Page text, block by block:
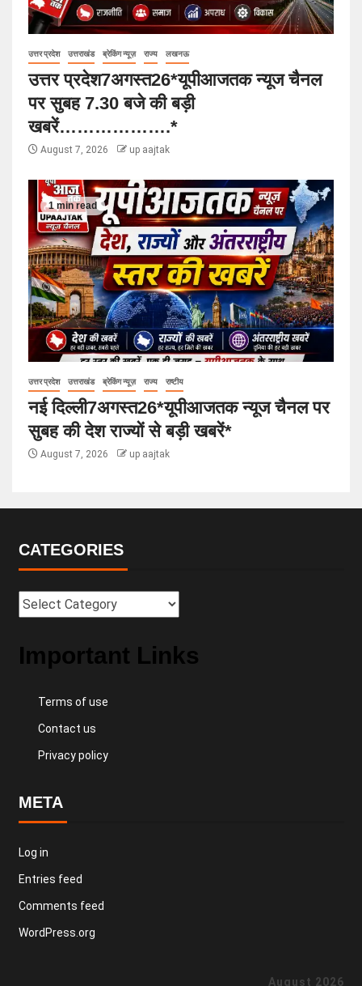
उत्तर प्रदेश उत्तराखंड ब्रेकिंग न्यूज़ राज्य लखनऊ
उत्तर प्रदेश7अगस्त26*यूपीआजतक न्यूज चैनल
पर सुबह 7.30 बजे की बड़ी
खबरें……………….*
August 7, 2026 up aajtak
1 min read
उत्तर प्रदेश उत्तराखंड ब्रेकिंग न्यूज़ राज्य राष्टीय
नई दिल्ली7अगस्त26*यूपीआजतक न्यूज चैनल पर
सुबह की देश राज्यों से बड़ी खबरें*
August 7, 2026 up aajtak
CATEGORIES
Important Links
Terms of use
Contact us
Privacy policy
META
Log in
Entries feed
Comments feed
WordPress.org
August 2026